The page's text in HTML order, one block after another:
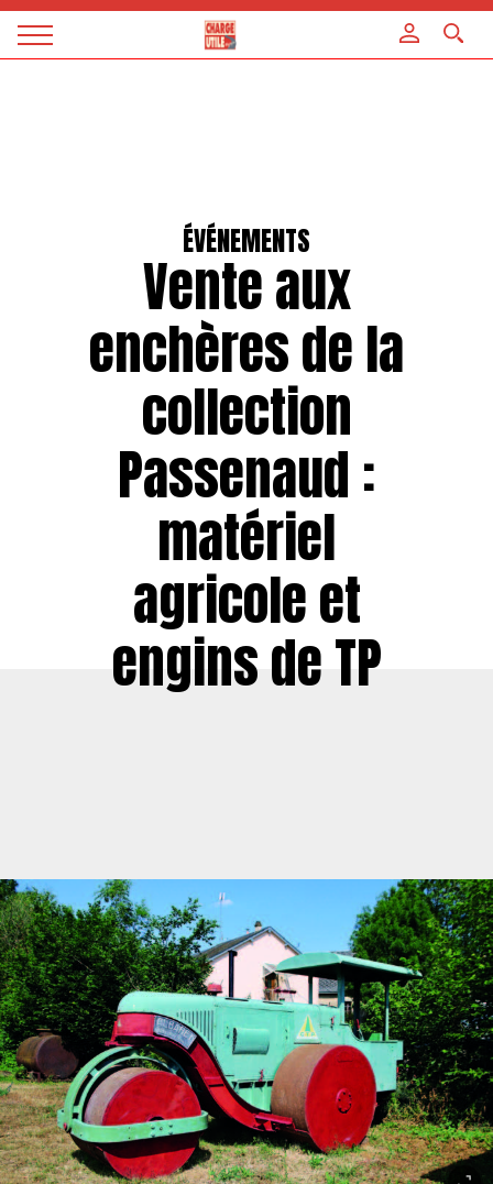
Magazine
ÉVÉNEMENTS
Vente aux
enchères de la
collection
Passenaud :
matériel
agricole et
engins de TP
Panneau de gestion des cookies